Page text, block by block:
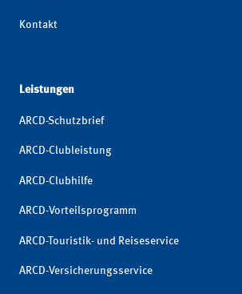
Kontakt
Leistungen
ARCD-Schutzbrief
ARCD-Clubleistung
ARCD-Clubhilfe
ARCD-Vorteilsprogramm
ARCD-Touristik- und Reiseservice
ARCD-Versicherungsservice